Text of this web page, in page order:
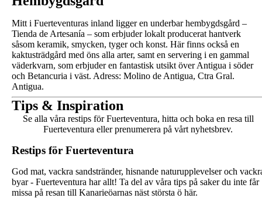
Mitt i Fuerteventuras inland ligger en underbar hembygdsgård –
Tienda de Artesanía – som erbjuder lokalt producerat hantverk
såsom keramik, smycken, tyger och konst. Här finns också en
kaktusträdgård med öns alla arter, samt en servering i en gammal
väderkvarn, som erbjuder en fantastisk utsikt över Antigua i söder
och Betancuria i väst. Adress: Molino de Antigua, Ctra Gral.
Antigua.
Tips & Inspiration
Se alla våra restips för Fuerteventura, hitta och boka en resa till
Fuerteventura eller prenumerera på vårt nyhetsbrev.
Restips för Fuerteventura
God mat, vackra sandstränder, hisnande naturupplevelser och
byar - Fuerteventura har allt! Ta del av våra tips på saker du inte får
missa på resan till Kanarieöarnas näst största ö här.